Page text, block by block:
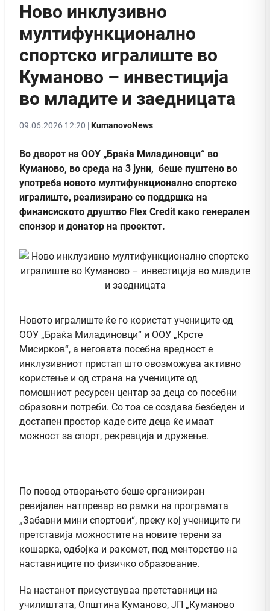
Ново инклузивно
мултифункционално
спортско игралиште во
Куманово – инвестиција
во младите и заедницата
09.06.2026 12:20 |KumanovoNews
Во дворот на ООУ „Браќа Миладиновци“ во
Куманово, во среда на 3 јуни, беше пуштено во
употреба новото мултифункционално спортско
игралиште, реализирано со поддршка на
финансиското друштво Flex Credit како генерален
спонзор и донатор на проектот.
Новото игралиште ќе го користат учениците од
ООУ „Браќа Миладиновци“ и ООУ „Крсте
Мисирков“, а неговата посебна вредност е
инклузивниот пристап што овозможува активно
користење и од страна на учениците од
помошниот ресурсен центар за деца со посебни
образовни потреби. Со тоа се создава безбеден и
достапен простор каде сите деца ќе имаат
можност за спорт, рекреација и дружење.
По повод отворањето беше организиран
ревијален натпревар во рамки на програмата
„Забавни мини спортови“, преку кој учениците ги
претставија можностите на новите терени за
кошарка, одбојка и ракомет, под менторство на
наставниците по физичко образование.
На настанот присуствуваа претставници на
училиштата, Општина Куманово, ЈП „Куманово